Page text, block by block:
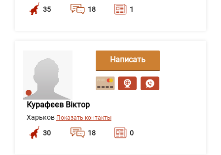
35 18 1
Курафєєв Віктор
Харьков Показать контакты
30 18 0
Написать
сообщение